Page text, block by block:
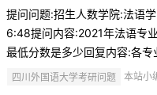
提问问题:招生人数学院:法语
6:48提问内容:2021年法语专
最低分数是多少回复内容:各
四川外国语大学考研问题 本站小